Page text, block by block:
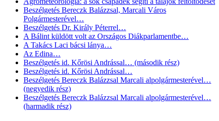
Beszélgetés Bereczk Balázzsal, Marcali Város
Polgármesterével…
Beszélgetés Dr. Király Péterrel…
A Bálint küldött volt az Országos Diákparlamentbe…
A Takács Laci bácsi lánya…
Az Edina…
Beszélgetés id. Kőrösi Andrással… (második rész)
Beszélgetés id. Kőrösi Andrással…
Beszélgetés Bereczk Balázzsal Marcali alpolgármesterével…
(negyedik rész)
Beszélgetés Bereczk Balázzsal Marcali alpolgármesterével…
(harmadik rész)